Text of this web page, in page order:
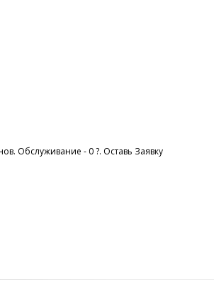
Обслуживание - 0 ?. Оставь Заявку